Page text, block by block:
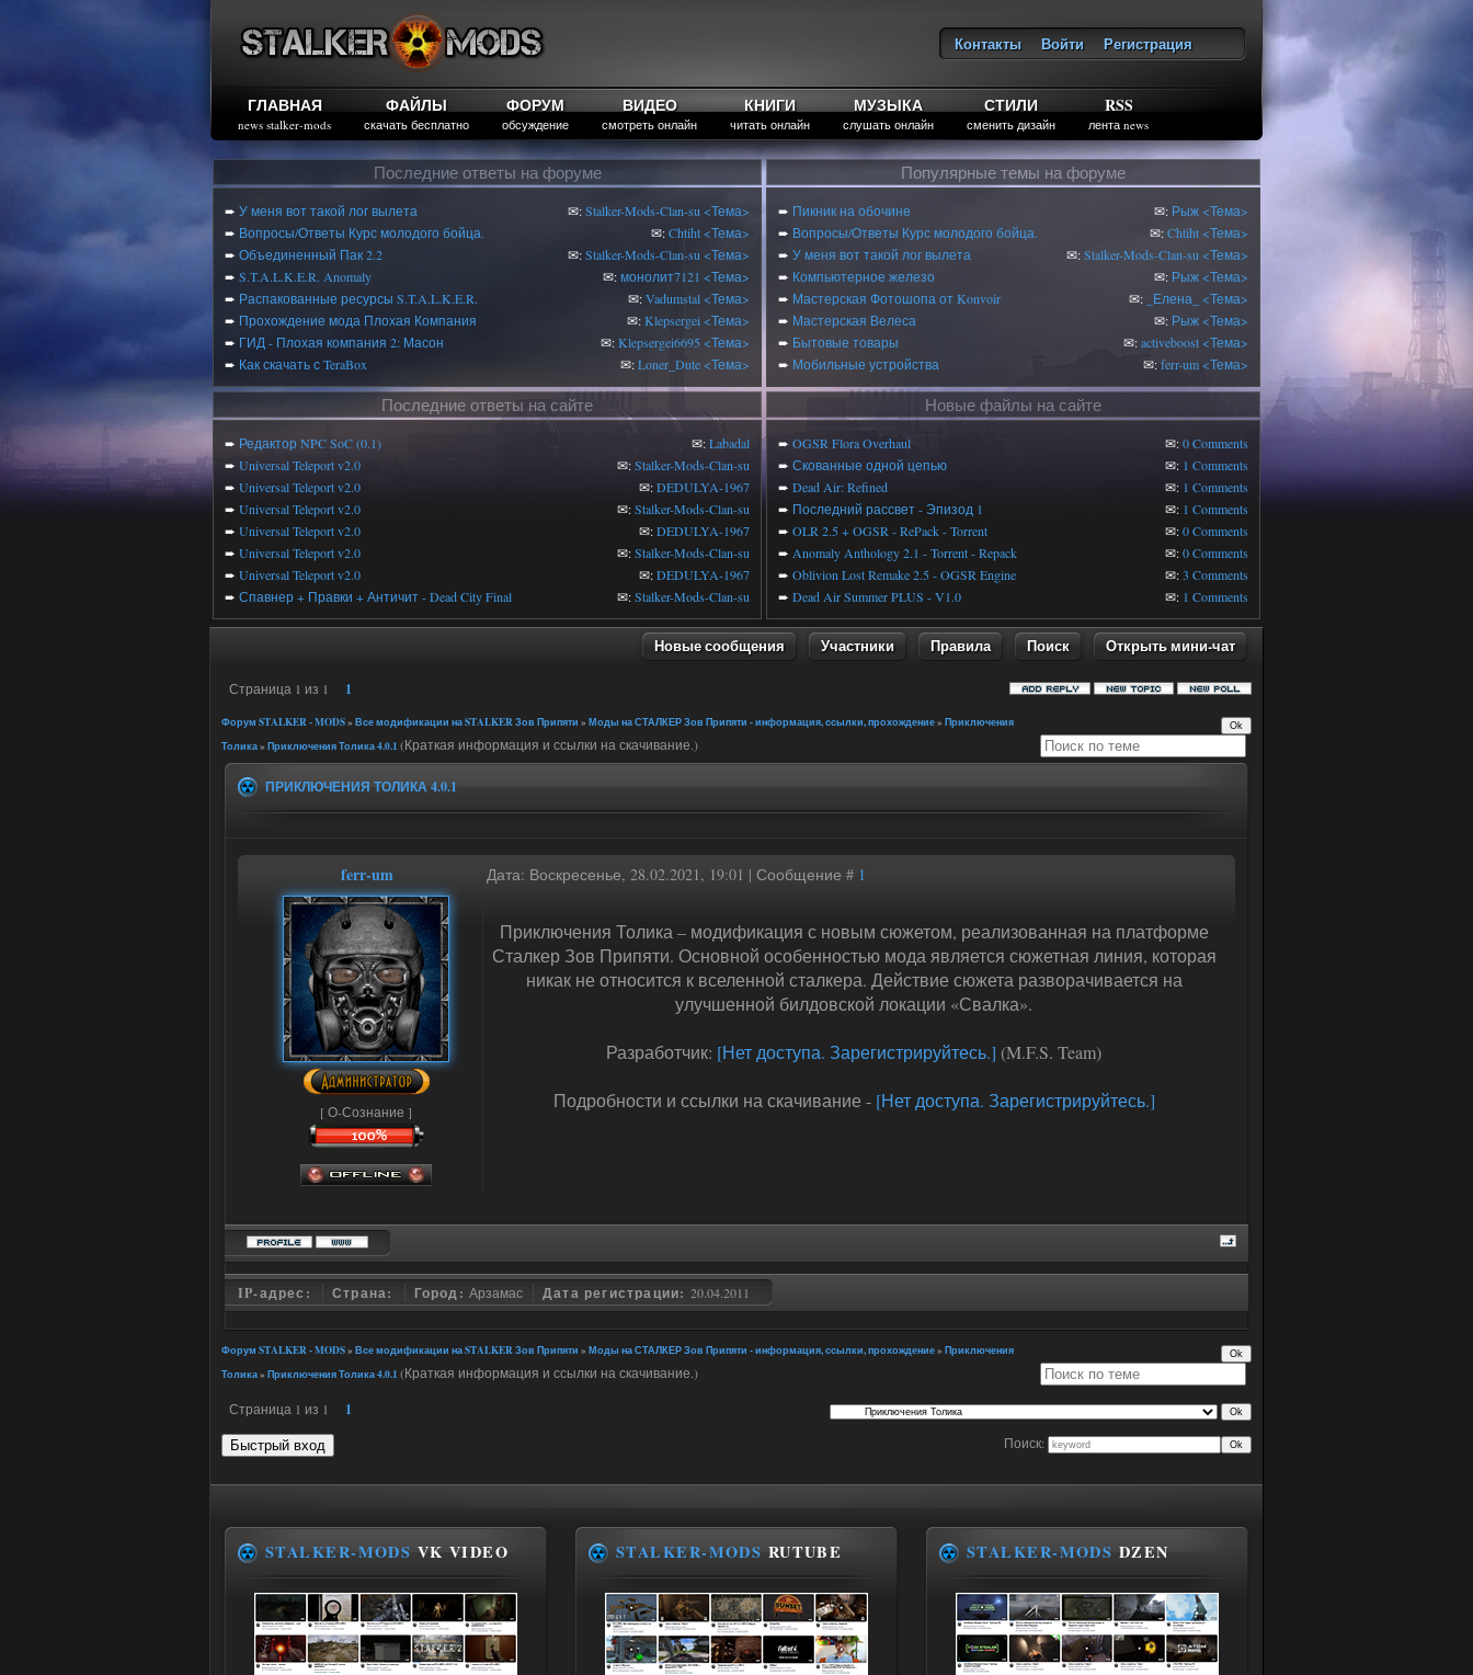
Контакты Войти
Регистрация
ГЛАВНАЯ
news stalker-mods
ФАЙЛЫ
скачать бесплатно
ФОРУМ
обсуждение
ВИДЕО
смотреть онлайн
КНИГИ
читать онлайн
МУЗЫКА
слушать онлайн
СТИЛИ
сменить дизайн
RSS
лента news
Последние ответы на форуме
➨ У меня вот такой лог вылета ✉:Stalker-Mods-Clan-su <Тема>
➨ Вопросы/Ответы Курс молодого бойца. ✉:Chtiht <Тема>
➨ Объединенный Пак 2.2 ✉:Stalker-Mods-Clan-su <Тема>
➨ S.T.A.L.K.E.R. Anomaly ✉:монолит7121 <Тема>
➨ Распакованные ресурсы S.T.A.L.K.E.R. ✉:Vadumstal <Тема>
➨ Прохождение мода Плохая Компания ✉:Klepsergei <Тема>
➨ ГИД - Плохая компания 2: Масон ✉:Klepsergei6695 <Тема>
➨ Как скачать с TeraBox ✉:Loner_Dute <Тема>
Популярные темы на форуме
➨ Пикник на обочине ✉: Рыж <Тема>
➨ Вопросы/Ответы Курс молодого бойца. ✉:Chtiht <Тема>
➨ У меня вот такой лог вылета ✉:Stalker-Mods-Clan-su <Тема>
➨ Компьютерное железо ✉: Рыж <Тема>
➨ Мастерская Фотошопа от Konvoir ✉: _Елена_
<Тема>
➨ Мастерская Велеса ✉: Рыж <Тема>
➨ Бытовые товары ✉:activeboost <Тема>
➨ Мобильные устройства ✉:ferr-um <Тема>
Последние ответы на сайте
➨ Редактор NPC SoC (0.1) ✉:Labadal
➨ Universal Teleport v2.0 ✉:Stalker-Mods-Clan-su
➨ Universal Teleport v2.0 ✉:DEDULYA-1967
➨ Universal Teleport v2.0 ✉:Stalker-Mods-Clan-su
➨ Universal Teleport v2.0 ✉:DEDULYA-1967
➨ Universal Teleport v2.0 ✉:Stalker-Mods-Clan-su
➨ Universal Teleport v2.0 ✉:DEDULYA-1967
➨ Спавнер + Правки + Античит - Dead City Final ✉:Stalker-Mods-Clan-su
Новые файлы на сайте
➨ OGSR Flora Overhaul ✉:0 Comments
➨ Скованные одной цепью ✉: 1 Comments
➨ Dead Air: Refined ✉: 1 Comments
➨ Последний рассвет - Эпизод 1 ✉: 1 Comments
➨ OLR 2.5 + OGSR - RePack - Torrent ✉:0 Comments
➨ Anomaly Anthology 2.1 - Torrent - Repack ✉:0 Comments
➨ Oblivion Lost Remake 2.5 - OGSR Engine ✉:3 Comments
➨ Dead Air Summer PLUS - V1.0 ✉: 1 Comments
Новые сообщения Участники Правила Поиск Открыть мини-чат
Страница 1 из 1 1
Форум STALKER - MODS» Все модификации на STALKER Зов Припяти » Моды на СТАЛКЕР Зов Припяти - информация, ссылки, прохождение» Приключения
Толика» Приключения Толика 4.0.1 (Краткая информация и ссылки на скачивание.)
ПРИКЛЮЧЕНИЯ ТОЛИКА 4.0.1
ferr-um Дата: Воскресенье, 28.02.2021, 19:01 | Сообщение # 1
[ О-Сознание ]
Приключения Толика – модификация с новым сюжетом, реализованная на платформе
Сталкер Зов Припяти. Основной особенностью мода является сюжетная линия, которая
никак не относится к вселенной сталкера. Действие сюжета разворачивается на
улучшенной билдовской локации «Свалка».
Разработчик: [Нет доступа. Зарегистрируйтесь.] (M.F.S. Team)
Подробности и ссылки на скачивание - [Нет доступа. Зарегистрируйтесь.]
IP-адрес: Страна: Город:Арзамас Дата регистрации: 20.04.2011
Форум STALKER - MODS» Все модификации на STALKER Зов Припяти » Моды на СТАЛКЕР Зов Припяти - информация, ссылки, прохождение» Приключения
Толика» Приключения Толика 4.0.1 (Краткая информация и ссылки на скачивание.)
Страница 1 из 1 1
Поиск:
STALKER-MODS VK VIDEO STALKER-MODS RUTUBE STALKER-MODS DZEN